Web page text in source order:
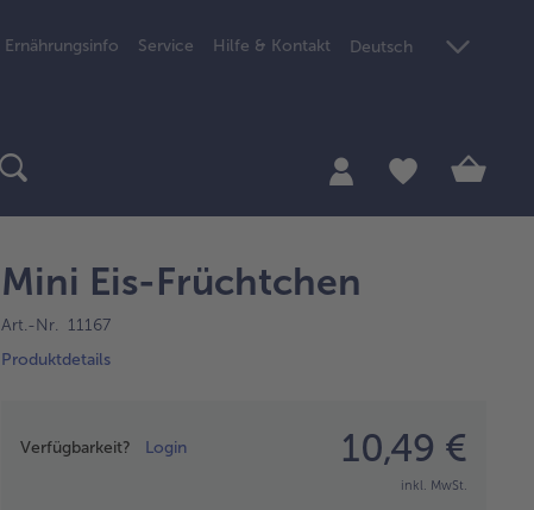
Ernährungsinfo Service Hilfe & Kontakt Deutsch
Mini Eis-Früchtchen
Art.-Nr. 11167
Produktdetails
Verfügbarkeit? Login 10,49 €
inkl. MwSt.